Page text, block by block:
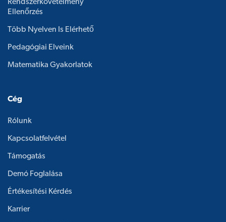
Rendszerkövetelmény
Ellenőrzés
Több Nyelven Is Elérhető
Pedagógiai Elveink
Matematika Gyakorlatok
Cég
Rólunk
Kapcsolatfelvétel
Támogatás
Demó Foglalása
Értékesítési Kérdés
Karrier